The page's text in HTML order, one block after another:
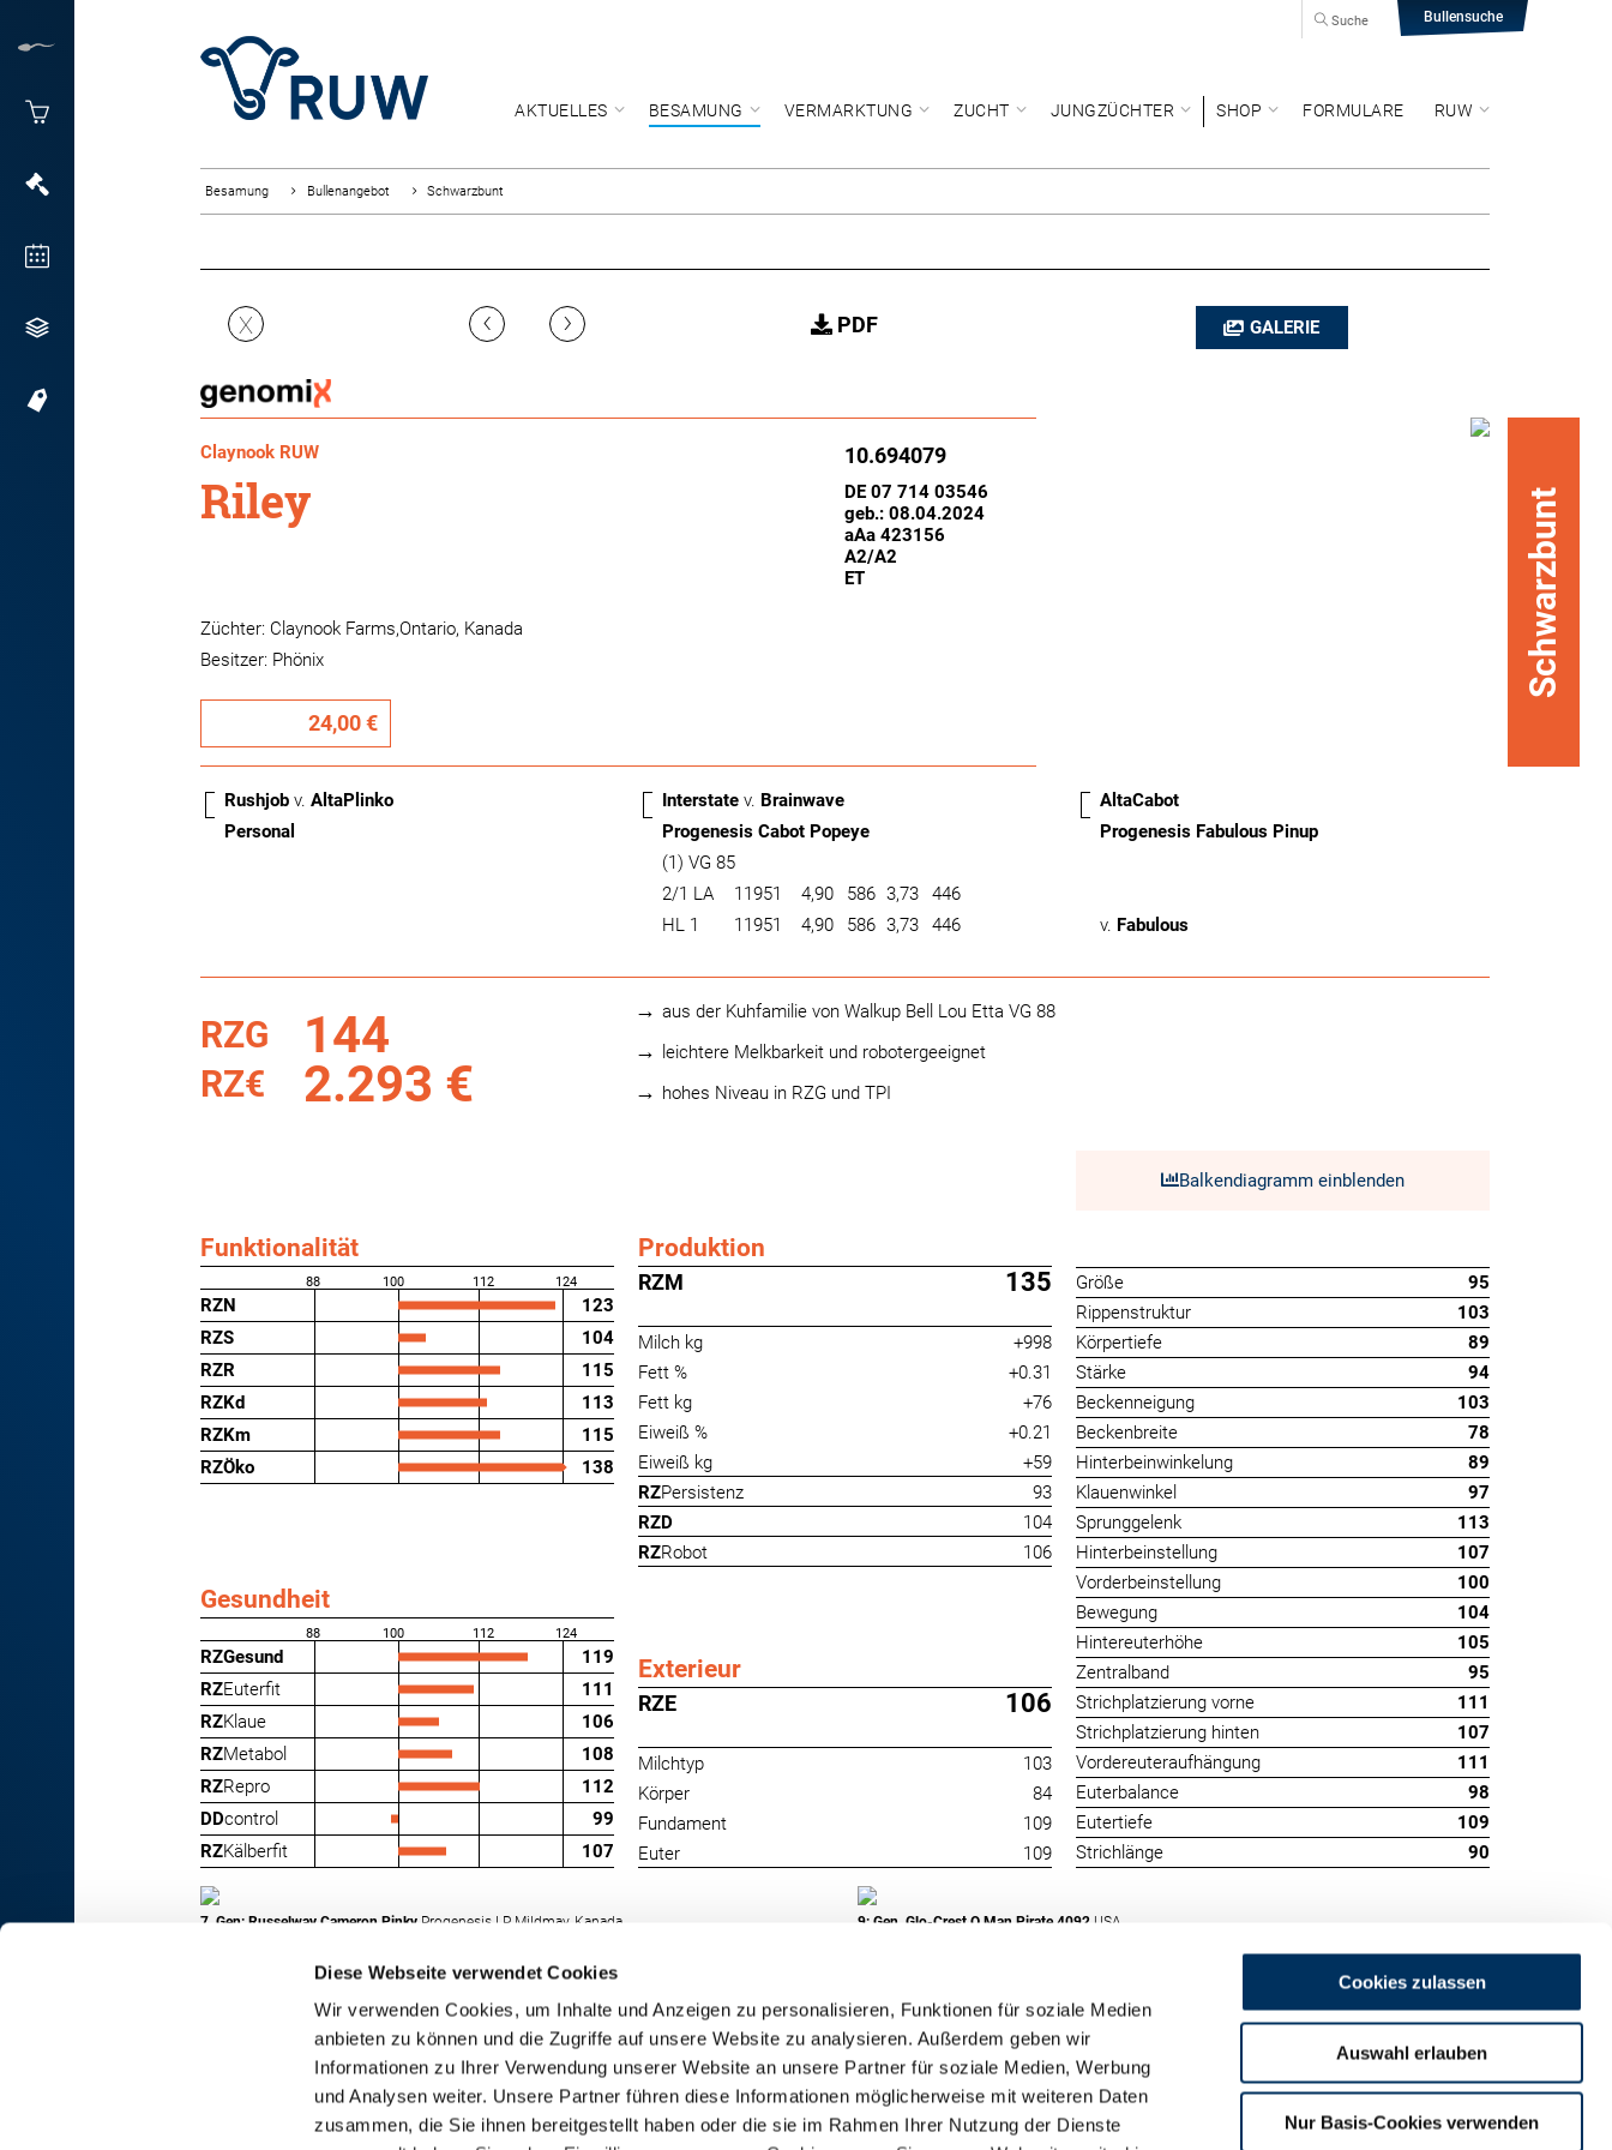
Diese Webseite verwendet Cookies
Wir verwenden Cookies, um Inhalte und Anzeigen zu personalisieren, Funktionen für soziale Medien
anbieten zu können und die Zugriffe auf unsere Website zu analysieren. Außerdem geben wir
Informationen zu Ihrer Verwendung unserer Website an unsere Partner für soziale Medien, Werbung
und Analysen weiter. Unsere Partner führen diese Informationen möglicherweise mit weiteren Daten
zusammen, die Sie ihnen bereitgestellt haben oder die sie im Rahmen Ihrer Nutzung der Dienste
Cookies zulassen
Auswahl erlauben
Nur Basis-Cookies verwenden
Bullensuche
Suche
AKTUELLES BESAMUNG VERMARKTUNG ZUCHT JUNGZÜCHTER SHOP FORMULARE RUW
Besamung Bullenangebot Schwarzbunt
X ‹ › PDF GALERIE
Claynook RUW
Riley
10.694079
DE 07 714 03546
geb.: 08.04.2024
aAa 423156
A2/A2
ET
Züchter: Claynook Farms,Ontario, Kanada
Besitzer: Phönix
24,00 €
Schwarzbunt
Rushjob v. AltaPlinko
Personal
Interstate v. Brainwave
Progenesis Cabot Popeye
(1) VG 85
2/1 LA
11951 4,90 586 3,73
446
HL 1
11951 4,90 586 3,73 446
AltaCabot
Progenesis Fabulous Pinup
v. Fabulous
RZG 144
RZ€ 2.293 €
aus der Kuhfamilie von Walkup Bell Lou Etta VG 88
leichtere Melkbarkeit und robotergeeignet
hohes Niveau in RZG und TPI
Balkendiagramm einblenden
Funktionalität
88 100 112 124
RZN
123
RZS
104
RZR
115
RZKd
113
RZKm
115
RZÖko
138
Gesundheit
88 100 112 124
RZGesund
119
RZEuterfit
111
RZKlaue
106
RZMetabol
108
RZRepro
112
DDcontrol
99
RZKälberfit 107
Produktion
RZM 135
Milch kg
+998
Fett %
+0.31
Fett kg
+76
Eiweiß %
+0.21
Eiweiß kg
+59
RZPersistenz
93
RZD
104
RZRobot 106
Exterieur
RZE 106
Milchtyp
103
Körper
84
Fundament
109
Euter
109
Größe
95
Rippenstruktur
103
Körpertiefe
89
Stärke
94
Beckenneigung
103
Beckenbreite
78
Hinterbeinwinkelung
89
Klauenwinkel
97
Sprunggelenk
113
Hinterbeinstellung
107
Vorderbeinstellung
100
Bewegung
104
Hintereuterhöhe
105
Zentralband
95
Strichplatzierung vorne
111
Strichplatzierung hinten
107
Vordereuteraufhängung
111
Euterbalance
98
Eutertiefe
109
Strichlänge
90
7. Gen: Russelway Cameron Pinky Progenesis LP, Mildmay, Kanada 9: Gen. Glo-Crest O Man Pirate 4092USA
RINDER-UNION WEST eG
RUW-Zentrale Münster
RUW-Regionalzentrum
Nordrhein
RUW-Regionalzentrum
Rheinland-Pfalz/Saarland